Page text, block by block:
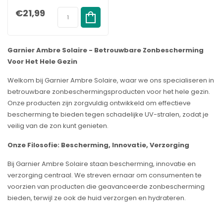
Zonnemelk - 200ml -
SPF 50+
€21,99
Garnier Ambre Solaire - Betrouwbare Zonbescherming
Voor Het Hele Gezin
Welkom bij Garnier Ambre Solaire, waar we ons specialiseren in
betrouwbare zonbeschermingsproducten voor het hele gezin.
Onze producten zijn zorgvuldig ontwikkeld om effectieve
bescherming te bieden tegen schadelijke UV-stralen, zodat je
veilig van de zon kunt genieten.
Onze Filosofie: Bescherming, Innovatie, Verzorging
Bij Garnier Ambre Solaire staan bescherming, innovatie en
verzorging centraal. We streven ernaar om consumenten te
voorzien van producten die geavanceerde zonbescherming
bieden, terwijl ze ook de huid verzorgen en hydrateren.